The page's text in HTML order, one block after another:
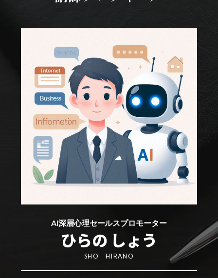
AI深層心理セールスプロモーター
ひらの しょう
SHO HIRANO